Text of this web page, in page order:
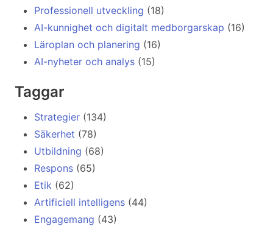
Professionell utveckling (18)
AI-kunnighet och digitalt medborgarskap (16)
Läroplan och planering (16)
AI-nyheter och analys (15)
Taggar
Strategier (134)
Säkerhet (78)
Utbildning (68)
Respons (65)
Etik (62)
Artificiell intelligens (44)
Engagemang (43)